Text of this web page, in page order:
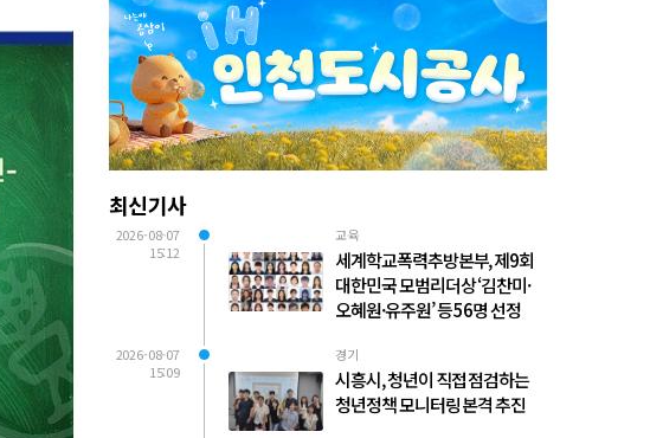
최신기사
2026-08-07
15:12
교육
세계학교폭력추방본부, 제9회
대한민국 모범리더상 ‘김찬미·
오혜원·유주원’ 등 56명 선정
2026-08-07
15:09
경기
시흥시, 청년이 직접 점검하는
청년정책 모니터링 본격 추진